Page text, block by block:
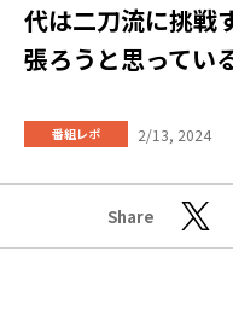
代は二刀流に挑戦
張ろうと思ってい
番組レポ 2/13, 2024
Share